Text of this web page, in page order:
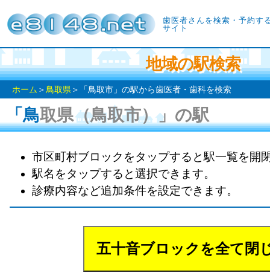
歯医者さんを検索・予約す
サイト
地域の駅検索
ホーム ＞ 鳥取県 ＞「鳥取市」の駅から歯医者・歯科を検索
「鳥取県（鳥取市）」の駅
市区町村ブロックをタップすると駅一覧を開
駅名をタップすると選択できます。
診療内容など追加条件を設定できます。